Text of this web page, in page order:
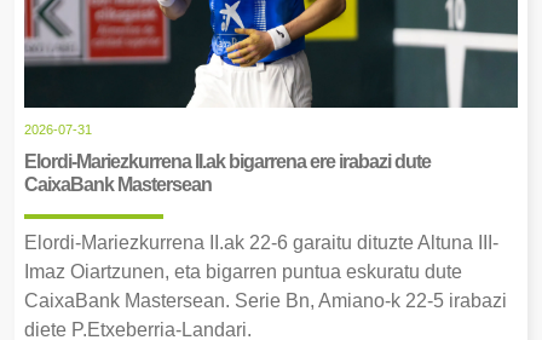
2026-07-31
Elordi-Mariezkurrena II.ak bigarrena ere irabazi dute
CaixaBank Mastersean
Elordi-Mariezkurrena II.ak 22-6 garaitu dituzte Altuna III-
Imaz Oiartzunen, eta bigarren puntua eskuratu dute
CaixaBank Mastersean. Serie Bn, Amiano-k 22-5 irabazi
diete P.Etxeberria-Landari.